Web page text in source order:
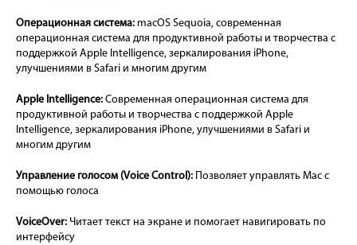
Операционная система: macOS Sequoia, современная
операционная система для продуктивной работы и творчества с
поддержкой Apple Intelligence, зеркалирования iPhone,
улучшениями в Safari и многим другим
Apple Intelligence: Современная операционная система для
продуктивной работы и творчества с поддержкой Apple
Intelligence, зеркалирования iPhone, улучшениями в Safari и
многим другим
Управление голосом (Voice Control): Позволяет управлять Mac с
помощью голоса
VoiceOver: Читает текст на экране и помогает навигировать по
интерфейсу